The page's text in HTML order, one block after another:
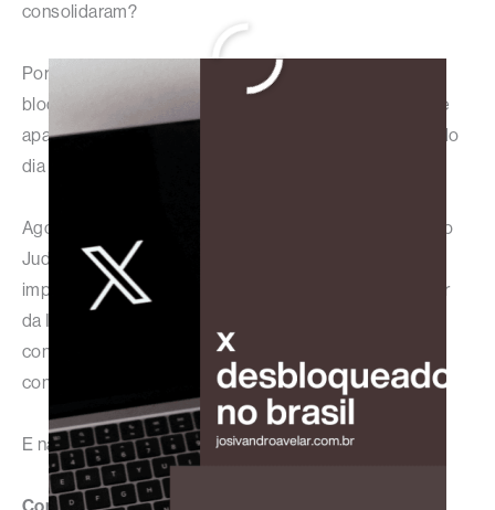
consolidaram?
Por aqui, onde eu estou, demoraram 72 horas para
bloquear na ocasião da suspensão. O último tweet que
aparece da rede social no meu aplicativo do celular é do
dia 2 de setembro – 3 dias depois do bloqueio.
Agora é esperar por uma providência que venha da São
Judas Tadeu, que além de ser o santo das causas
impossíveis, é o nome da avenida onde fica o provedor
da Internet que eu utilizo. Enquanto eu mesmo não
conseguir, sigam-me pelo endereço que vocês já
conhecem:
x.com/josivandro.
E não abandonem os outros feeds! Seguirei por eles.